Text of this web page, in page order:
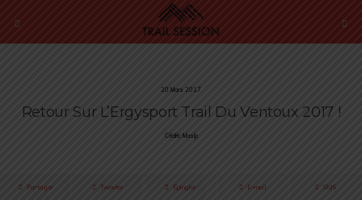
20 Mars 2017
Retour Sur L’Ergysport Trail Du Ventoux 2017 !
Cédric Masip
Partager Tweeter Épingler E-mail SMS